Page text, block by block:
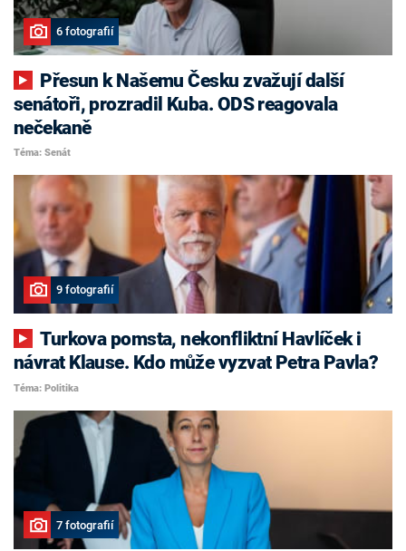
6 fotografií
senátoři, prozradil Kuba. ODS reagovala
nečekaně
Téma: Senát
9 fotografií
Turkova pomsta, nekonfliktní Havlíček i
návrat Klause. Kdo může vyzvat Petra Pavla?
Téma: Politika
7 fotografií